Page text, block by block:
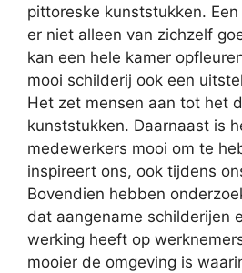
pittoreske kunststukken.
er niet alleen van zichzelf
kan een hele kamer
mooi schilderij ook een
Het zet mensen aan tot het
kunststukken. Daarnaast is
medewerkers mooi om te
inspireert ons, ook tijdens
Bovendien hebben
dat aangename schilderijen
werking heeft op
mooier de omgeving is